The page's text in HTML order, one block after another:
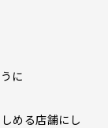
に
める店舗にし